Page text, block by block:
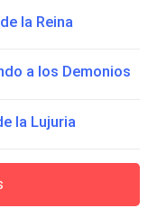
la Reina
a los Demonios
la Lujuria